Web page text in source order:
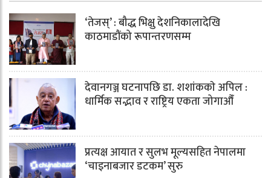
‘तेजस्’ : बौद्ध भिक्षु देशनिकालादेखि
काठमाडौंको रूपान्तरणसम्म
देवानगञ्ज घटनापछि डा. शशांककाे अपिल :
धार्मिक सद्भाव र राष्ट्रिय एकता जोगाऔँ
प्रत्यक्ष आयात र सुलभ मूल्यसहित नेपालमा
‘चाइनाबजार डटकम’ सुरु